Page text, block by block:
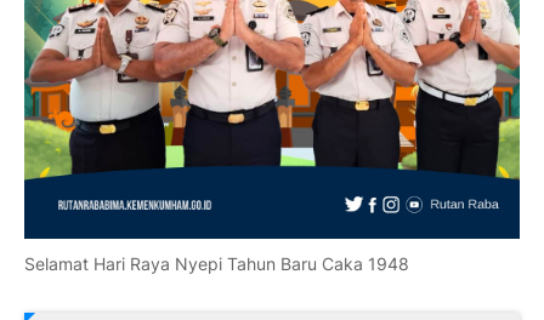
Selamat Hari Raya Nyepi Tahun Baru Caka 1948